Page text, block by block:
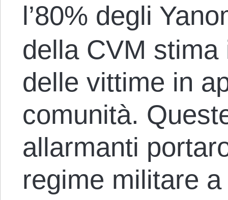
l’80% degli
della CVM
delle vittime in
comunità.
allarmanti
regime militare